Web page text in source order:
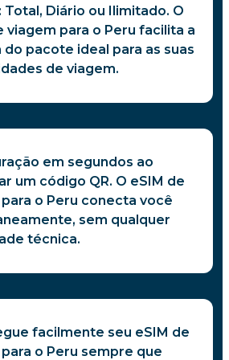
Total, Diário ou Ilimitado. O
viagem para o Peru facilita a
do pacote ideal para as suas
de viagem.
em segundos ao
um código QR. O eSIM de
o Peru conecta você
sem qualquer
técnica.
facilmente seu eSIM de
o Peru sempre que